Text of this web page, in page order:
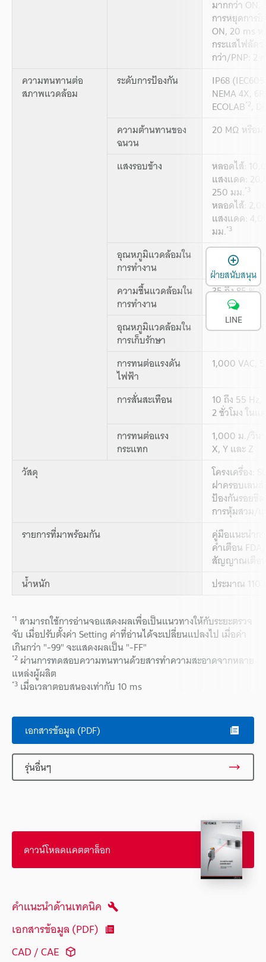
มากกว่า ON,
การหยุดการยิ
ON, 20 ms
กระแสไฟลัด
กว่า/PNP: 2
ความทนทานต่อ
สภาพแวดล้อม
ระดับการป้องกัน IP68
NEMA 4X,
ECOLAB*2,
ความต้านทานของ
ฉนวน
20 MΩ หรือม
แสงรอบข้าง หลอดไส้:
แสงแดด:
250 มม.*3
หลอดไส้:
แสงแดด:
มม.*3
อุณหภูมิแวดล้อมใน
การทำงาน
-10 ถึง +50
ความชื้นแวดล้อมใน
การทำงาน
35 ถึง 85 %
อุณหภูมิแวดล้อมใน
การเก็บรักษา
-25 ถึง +75
การทนต่อแรงดัน
ไฟฟ้า
1,000 VAC,
การสั่นสะเทือน 10 ถึง 55
2 ชั่วโมง ใน
การทนต่อแรง
กระแทก
1,000 ม./วิน
X, Y และ Z
วัสดุ
โครงเครื่อง:
ฝาครอบเลน
ป้องกันรอยขี
การหุ้มสวม/แ
รายการที่มาพร้อมกัน
คู่มือแนะนำก
คำเตือน
สัญญาณเตือน
น้ำหนัก
ประมาณ 110
*1 สามารถใช้การอ่านจอแสดงผลเพื่อเป็นแนวทางให้กับระยะตรวจ
จับ เมื่อปรับตั้งค่า Setting ค่าที่อ่านได้จะเปลี่ยนแปลงไป เมื่อค่า
เกินกว่า "-99" จะแสดงผลเป็น "-FF"
*2 ผ่านการทดสอบความทนทานด้วยสารทำความสะอาดจากหลาย
แหล่งผู้ผลิต
*3 เมื่อเวลาตอบสนองเท่ากับ 10 ms
เอกสารข้อมูล (PDF)
รุ่นอื่นๆ
ดาวน์โหลดแคตตาล็อก
คำแนะนำด้านเทคนิค
เอกสารข้อมูล (PDF)
CAD / CAE
ฝ่ายสนับสนุน
LINE